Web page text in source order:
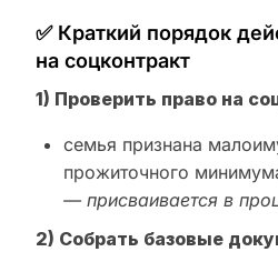
✅ Краткий порядок
на соцконтракт
1) Проверить право на
семья признана
прожиточного
— присваивается в
2) Собрать базовые